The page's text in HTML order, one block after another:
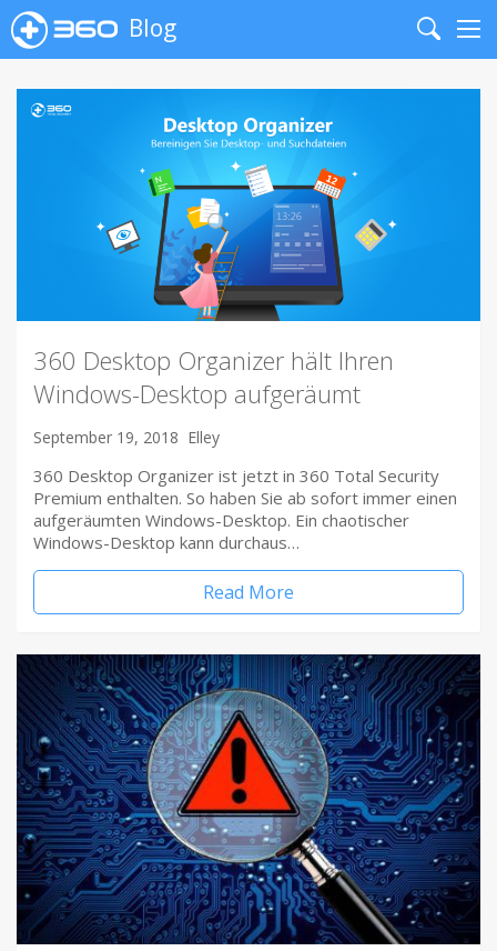
Blog
Search
360 Desktop Organizer hält Ihren
Windows-Desktop aufgeräumt
September 19, 2018 Elley
360 Desktop Organizer ist jetzt in 360 Total Security
Premium enthalten. So haben Sie ab sofort immer einen
aufgeräumten Windows-Desktop. Ein chaotischer
Windows-Desktop kann durchaus…
Read More